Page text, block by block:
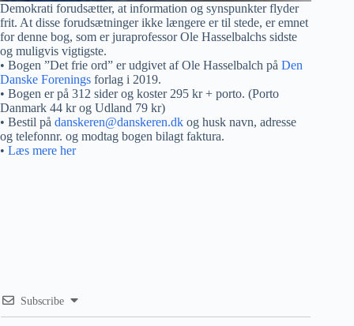
Demokrati forudsætter, at information og synspunkter flyder
frit. At disse forudsætninger ikke længere er til stede, er emnet
for denne bog, som er juraprofessor Ole Hasselbalchs sidste
og muligvis vigtigste.
• Bogen ”Det frie ord” er udgivet af Ole Hasselbalch på Den
Danske Forenings forlag i 2019.
• Bogen er på 312 sider og koster 295 kr + porto. (Porto
Danmark 44 kr og Udland 79 kr)
• Bestil på danskeren@danskeren.dk og husk navn, adresse
og telefonnr. og modtag bogen bilagt faktura.
• Læs mere her
Subscribe